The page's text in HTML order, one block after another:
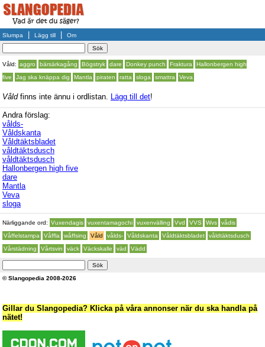
Slumpa Lägg till Om
Våld: aggro bärsärkagång Bögstryk dare Donkey punch Fraktura
Hallonbergen high
five
Jag ska knäppa dig Mantla piraten ratta sloga smattra Veva
Våldfinns inte ännu i ordlistan. Lägg till det!
Andra förslag:
vålds-
Våldskanta
Våldtäktsbladet
våldtäktsdusch
våldtäktsdusch
Hallonbergen high five
dare
Mantla
Veva
sloga
Närliggande ord: Vuxendagis vuxentamagochi vuxenvälling Vvd VVS Wvs
vådis
Våffelstampa
Våffla wåffsing Våld vålds- Våldskanta Våldtäktsbladet
våldtäktsdusch
Vårstädning
Vårtsvin väck Väckskalle väd Vädd
© Slangopedia 2008-2026
Gillar du Slangopedia? Klicka på våra annonser när du ska handla på
nätet!